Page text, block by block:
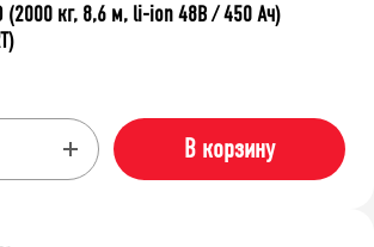
(2000 кг, 8,6 м, li-ion 48В / 450 Ач)
В корзину